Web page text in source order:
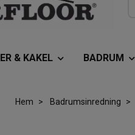
& KAKEL BADRUM
Hem Badrumsinredning